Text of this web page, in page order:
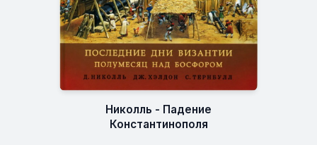
Николль - Падение
Константинополя